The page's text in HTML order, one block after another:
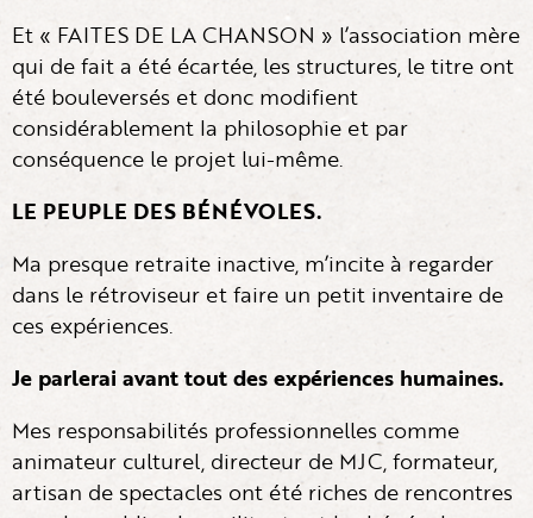
Et « FAITES DE LA CHANSON » l’association mère
qui de fait a été écartée, les structures, le titre ont
été bouleversés et donc modifient
considérablement la philosophie et par
conséquence le projet lui-même.
LE PEUPLE DES BÉNÉVOLES.
Ma presque retraite inactive, m’incite à regarder
dans le rétroviseur et faire un petit inventaire de
ces expériences.
Je parlerai avant tout des expériences humaines.
Mes responsabilités professionnelles comme
animateur culturel, directeur de MJC, formateur,
artisan de spectacles ont été riches de rencontres